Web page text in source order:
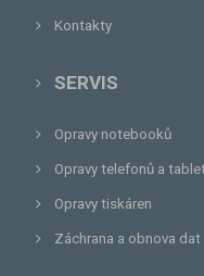
Kontakty
SERVIS
Opravy notebooků
Opravy telefonů a
Opravy tiskáren
Záchrana a obnova dat